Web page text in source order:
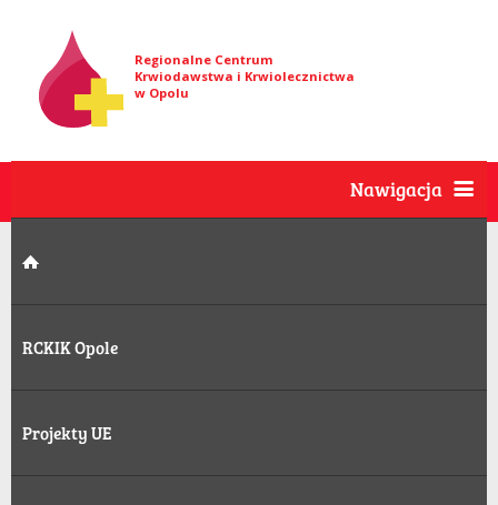
Regionalne Centrum
Krwiodawstwa i Krwiolecznictwa
w Opolu
Nawigacja
RCKIK Opole
Projekty UE